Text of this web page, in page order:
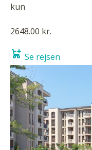
kun
2648.00 kr.
Se rejsen